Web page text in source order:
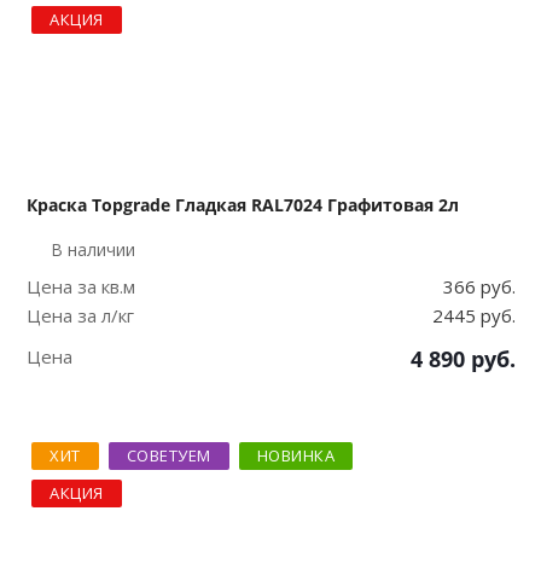
АКЦИЯ
Краска Topgrade Гладкая RAL7024 Графитовая 2л
В наличии
Цена за кв.м
366 руб.
Цена за л/кг
2445 руб.
Цена
4 890 руб.
ХИТ СОВЕТУЕМ
НОВИНКА
АКЦИЯ